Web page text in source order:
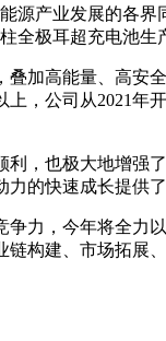
源产业发展的各
极耳超充电池
加高能量、高
，公司从2021
，也极大地增
的快速成长提供
力，今年将全力
构建、市场拓展